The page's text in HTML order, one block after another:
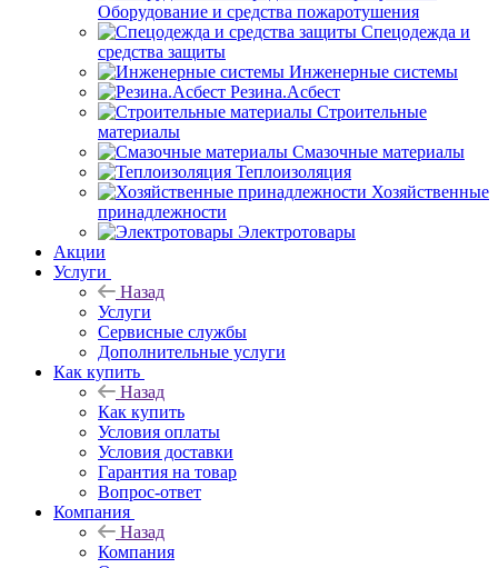
Оборудование и средства пожаротушения
Спецодежда и
средства защиты
Инженерные системы
Резина.Асбест
Строительные
материалы
Смазочные материалы
Теплоизоляция
Хозяйственные
принадлежности
Электротовары
Акции
Услуги
Назад
Услуги
Сервисные службы
Дополнительные услуги
Как купить
Назад
Как купить
Условия оплаты
Условия доставки
Гарантия на товар
Вопрос-ответ
Компания
Назад
Компания